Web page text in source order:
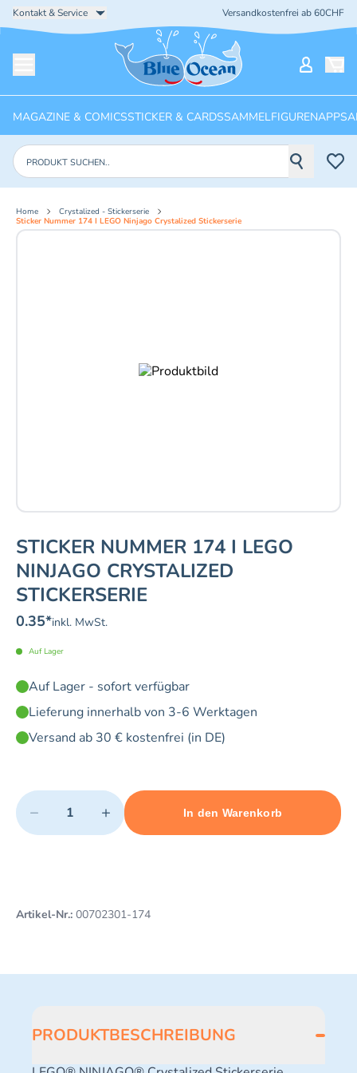
Kontakt & Service Versandkostenfrei ab 60CHF
Startseite
MAGAZINE & COMICSSTICKER & CARDSSAMMELFIGURENAPPS
Produkte suchen
Home
Crystalized - Stickerserie
Sticker Nummer 174 I LEGO Ninjago Crystalized Stickerserie
STICKER NUMMER 174 I LEGO
NINJAGO CRYSTALIZED
STICKERSERIE
0.35*inkl. MwSt.
Auf Lager
Auf Lager - sofort verfügbar
Lieferung innerhalb von 3-6 Werktagen
Versand ab 30 € kostenfrei (in DE)
Quantity
− +
Minimum quantity: 1 Maximum quantity: 3
In den Warenkorb
Add 1 item to cart
Artikel-Nr.: 00702301-174
PRODUKTBESCHREIBUNG